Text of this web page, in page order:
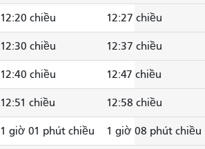
12:20 chiều 12:27 chiều
12:30 chiều 12:37 chiều
12:40 chiều 12:47 chiều
12:51 chiều 12:58 chiều
1 giờ 01 phút chiều 1 giờ 08 phút chiều